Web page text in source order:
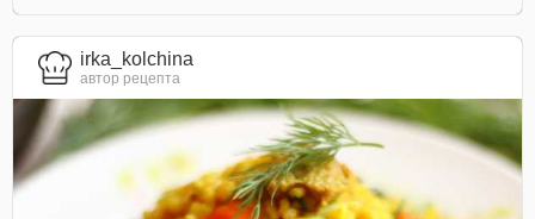
irka_kolchina
автор рецепта